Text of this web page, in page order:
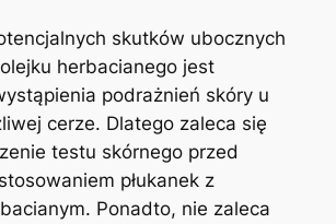
skutków⁤ ubocznych
herbacianego⁢ jest
podrażnień skóry u⁢
cerze. Dlatego zaleca się
testu skórnego⁤ przed
płukanek z
⁢Ponadto, nie zaleca​